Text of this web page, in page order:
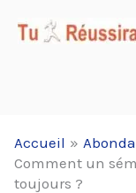
Accueil
Comment un
toujours ?